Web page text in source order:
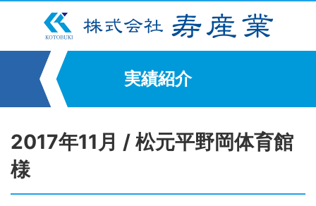
実績紹介
2017年11月 / 松元平野岡体育館
様